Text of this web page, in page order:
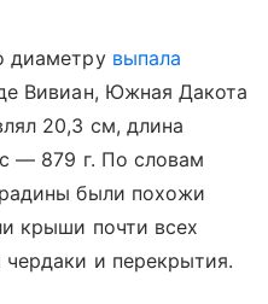
диаметру выпала
Вивиан, Южная Дакота
20,3 см, длина
— 879 г. По словам
были похожи
крыши почти всех
и перекрытия.